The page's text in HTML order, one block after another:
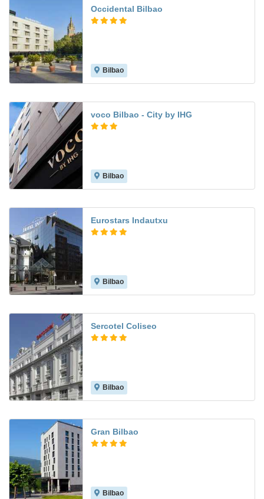
Occidental Bilbao
Bilbao
voco Bilbao - City by IHG
Bilbao
Eurostars Indautxu
Bilbao
Sercotel Coliseo
Bilbao
Gran Bilbao
Bilbao